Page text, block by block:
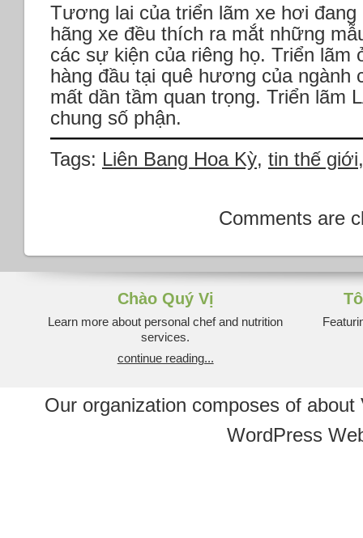
Tương lai của triển lãm xe hơi
hãng xe đều thích ra mắt những
các sự kiện của riêng họ. Triển
hàng đầu tại quê hương của ngành
mất dần tầm quan trọng. Triển lãm
chung số phận.
Tags: Liên Bang Hoa Kỳ, tin thế giới
Comments are
Chào Quý Vị
Learn more about personal chef and nutrition
services.
continue reading...
Our organization composes of
WordPress